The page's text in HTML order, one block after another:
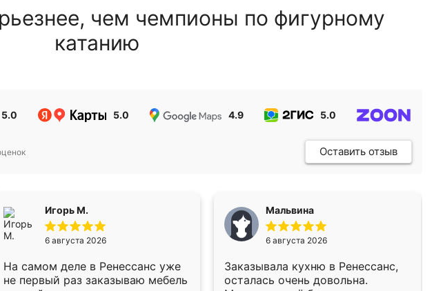
чем чемпионы по фигурному
катанию
5.0 5.0 4.9 5.0
Оставить отзыв
Игорь М.
6 августа 2026
На самом деле в Ренессанс уже
не первый раз заказываю мебель
Мальвина
6 августа 2026
Заказывала кухню в Ренессанс,
осталась очень довольна.